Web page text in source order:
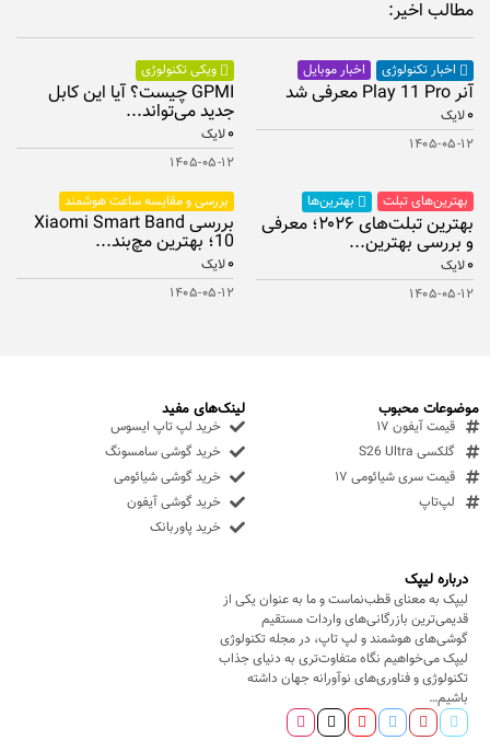
مطالب اخیر:
اخبار تکنولوژی اخبار موبایل
آنر Play 11 Pro معرفی شد
۰لایک
۱۴۰۵-۰۵-۱۲
ویکی تکنولوژی
GPMI چیست؟ آیا این کابل
جدید می‌تواند...
۰لایک
۱۴۰۵-۰۵-۱۲
بهترین‌های تبلت
بهترین‌ها
بهترین تبلت‌های ۲۰۲۶؛ معرفی
و بررسی بهترین...
۰لایک
۱۴۰۵-۰۵-۱۲
بررسی و مقایسه ساعت هوشمند
بررسی Xiaomi Smart Band
10؛ بهترین مچ‌بند...
۰لایک
۱۴۰۵-۰۵-۱۲
درباره لیپک
لیپک به معنای قطب‌نماست و ما به عنوان یکی از
قدیمی‌ترین بازرگانی‌های واردات مستقیم
گوشی‌های هوشمند و لپ تاپ، در مجله تکنولوژی
لیپک می‌خواهیم نگاه متفاوت‌تری به دنیای جذاب
تکنولوژی و فناوری‌های نوآورانه جهان داشته
باشیم…
موضوعات محبوب
قیمت آیفون ۱۷
گلکسی S26 Ultra
قیمت سری شیائومی ۱۷
لپ‌تاپ
لینک‌های مفید
خرید لپ تاپ ایسوس
خرید گوشی سامسونگ
خرید گوشی شیائومی
خرید گوشی آیفون
خرید پاوربانک